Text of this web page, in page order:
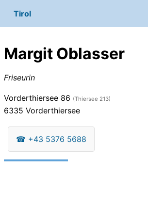
Tirol
Margit Oblasser
Friseurin
Vorderthiersee 86 (Thiersee 213)
6335 Vorderthiersee
☎ +43 5376 5688